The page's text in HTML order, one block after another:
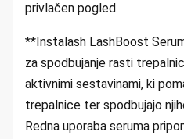
privlačen pogled.
**Instalash LashBoost
za spodbujanje rasti
aktivnimi sestavinami, ki
trepalnice ter spodbujajo
Redna uporaba seruma